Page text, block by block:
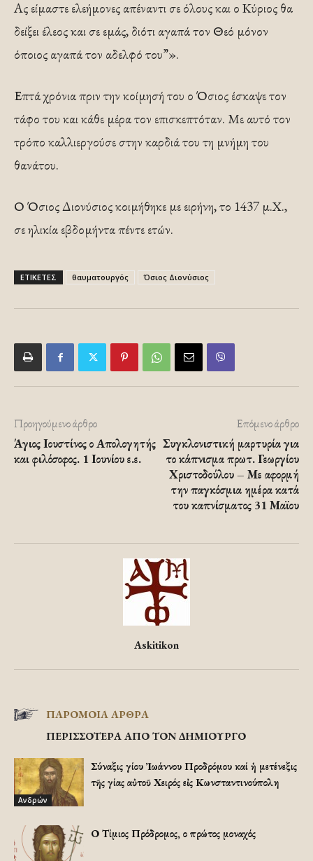
Aς είμαστε ελεήμονες απέναντι σε όλους και ο Κύριος θα
δείξει έλεος και σε εμάς, διότι αγαπά τον Θεό μόνον
όποιος αγαπά τον αδελφό του”».
Επτά χρόνια πριν την κοίμησή του ο Όσιος έσκαψε τον
τάφο του και κάθε μέρα τον επισκεπτόταν. Με αυτό τον
τρόπο καλλιεργούσε στην καρδιά του τη μνήμη του
θανάτου.
Ο Όσιος Διονύσιος κοιμήθηκε με ειρήνη, το 1437 μ.Χ.,
σε ηλικία εβδομήντα πέντε ετών.
ΕΤΙΚΕΤΕΣ θαυματουργός Όσιος Διονύσιος
Προηγούμενο άρθρο
Άγιος Ιουστίνος ο Απολογητής
και φιλόσοφος. 1 Ιουνίου ε.ε.
Επόμενο άρθρο
Συγκλονιστική μαρτυρία για
το κάπνισμα πρωτ. Γεωργίου
Χριστοδούλου – Με αφορμή
την παγκόσμια ημέρα κατά
του καπνίσματος 31 Μαϊου
Askitikon
ΠΑΡΟΜΟΙΑ ΑΡΘΡΑ
ΠΕΡΙΣΣΟΤΕΡΑ ΑΠΟ ΤΟΝ ΔΗΜΙΟΥΡΓΟ
Ανδρών
Σύναξις Ἁγίου Ἰωάννου Προδρόμου καί ἡ μετένεξις
τῆς Ἁγίας αὐτοῦ Χειρός εἰς Κωνσταντινούπολη
Ο Τίμιος Πρόδρομος, ο πρώτος μοναχός